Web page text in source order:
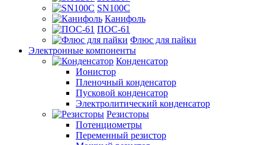
SN100C
Канифоль
ПОС-61
Флюс для пайки
Электронные компоненты
Конденсатор
Ионистор
Пленочный конденсатор
Пусковой конденсатор
Электролитический конденсатор
Резисторы
Потенциометры
Переменный резистор